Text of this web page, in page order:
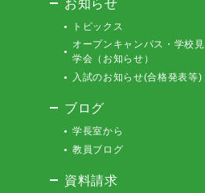
お知らせ
トピックス
オープンキャンパス・学校見
学会（お知らせ）
入試のお知らせ(合格発表等)
ブログ
学長室から
教員ブログ
資料請求